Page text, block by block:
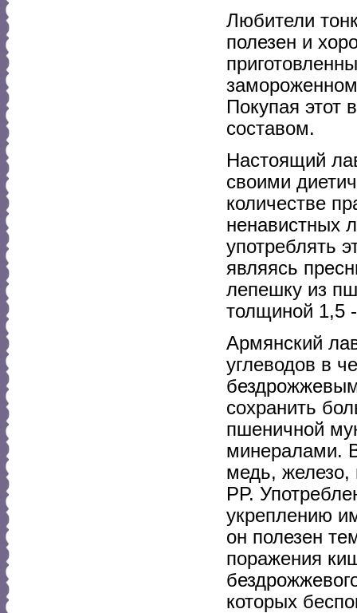
Любители
полезен и
Покупая этот
составом.
Настоящий
своими
количестве
ненавистных
употреблять
являясь
лепешку из
толщиной 1,5
Армянский
углеводов в
сохранить
пшеничной
минералами.
медь,
РР.
укреплению
он полезен
поражения
которых